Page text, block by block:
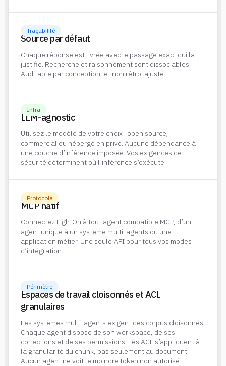
Traçabilité
Sourcé par défaut
Chaque réponse est livrée avec le passage exact qui la
justifie. Recherche et raisonnement sont dissociables.
Auditable par conception, et non rétro-ajusté.
Infra
LLM-agnostic
Utilisez le modèle de votre choix : open source,
commercial ou hébergé en privé. Aucune dépendance à
une couche d’inférence imposée. Vos exigences de
sécurité déterminent où l’inférence s’exécute.
Protocole
MCP natif
Connectez LightOn à tout agent compatible MCP, d’un
agent unique à un système multi-agents ou une
application métier. Une seule API pour tous vos modes
d’intégration.
Périmètre
Espaces de travail cloisonnés et ACL
granulaires
Les systèmes multi-agents exigent des corpus cloisonnés.
Chaque agent dispose de son workspace, de ses
collections et de ses permissions. Les ACL s’appliquent à
la granularité du chunk, pas seulement au document.
Aucun agent ne voit le moindre token non autorisé.